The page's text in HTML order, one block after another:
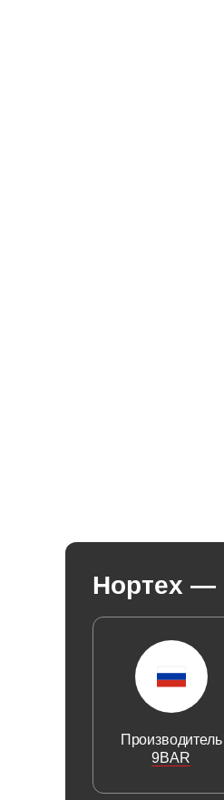
Нортех —
Производитель
9BAR